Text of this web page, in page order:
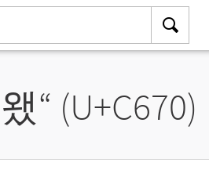
왰“ (U+C670)